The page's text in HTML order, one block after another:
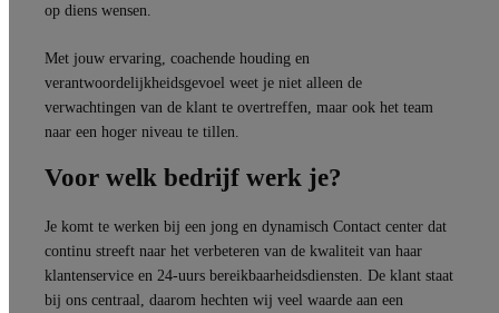
op diens wensen.
Met jouw ervaring, coachende houding en
verantwoordelijkheidsgevoel weet je niet alleen de
verwachtingen van de klant te overtreffen, maar ook het team
naar een hoger niveau te tillen.
Voor welk bedrijf werk je?
Je komt te werken bij een jong en dynamisch Contact center dat
continu streeft naar het verbeteren van de kwaliteit van haar
klantenservice en 24-uurs bereikbaarheidsdiensten. De klant staat
bij ons centraal, daarom hechten wij veel waarde aan een